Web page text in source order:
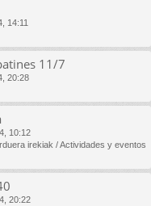
14:11
11/7
20:28
10:12
irekiak / Actividades y eventos
20:22